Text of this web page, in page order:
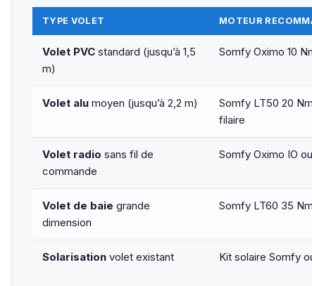
TYPE VOLET MOTEUR
Volet PVCstandard (jusqu’à 1,5
m)
Somfy Oximo 10
Volet alumoyen (jusqu’à 2,2 m)
Somfy LT50 20
filaire
Volet radio sans fil de
commande
Somfy Oximo IO
Volet de baie grande
dimension
Somfy LT60 35
Solarisationvolet existant Kit solaire Somfy